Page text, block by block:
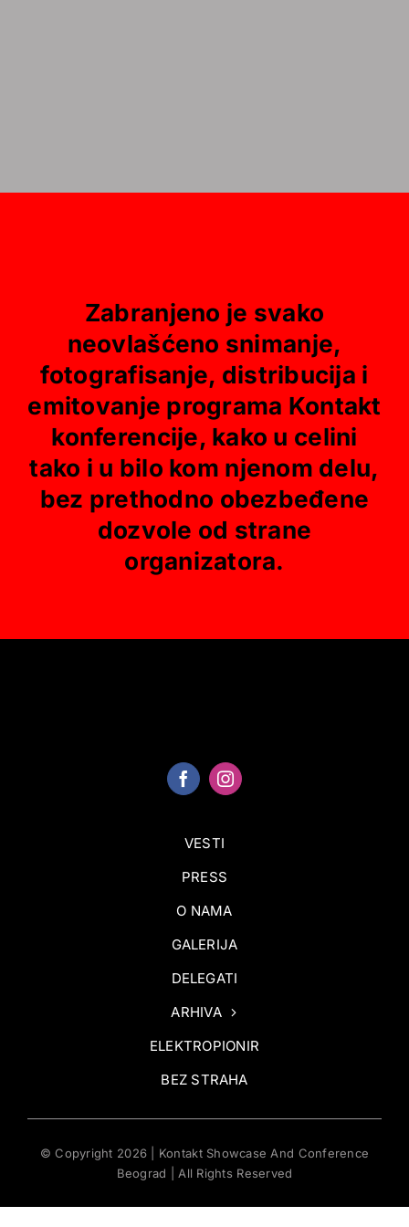
Zabranjeno je svako
neovlašćeno snimanje,
fotografisanje, distribucija i
emitovanje programa Kontakt
konferencije, kako u celini
tako i u bilo kom njenom delu,
bez prethodno obezbeđene
dozvole od strane
organizatora.
VESTI
PRESS
O NAMA
GALERIJA
DELEGATI
ARHIVA
ELEKTROPIONIR
BEZ STRAHA
© Copyright 2026 | Kontakt Showcase And Conference
Beograd | All Rights Reserved